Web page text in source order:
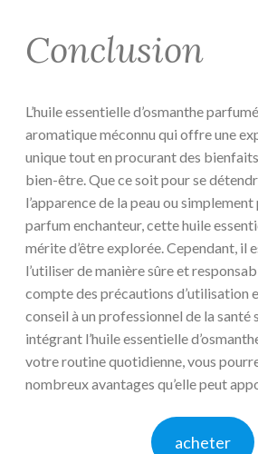
Conclusion
L’huile essentielle d’osmanthe
aromatique méconnu qui offre une
unique tout en procurant des
bien-être. Que ce soit pour se
l’apparence de la peau ou
parfum enchanteur, cette huile
mérite d’être explorée. Cependant, il
l’utiliser de manière sûre et
compte des précautions d’utilisation
conseil à un professionnel de la santé
intégrant l’huile essentielle
votre routine quotidienne, vous
nombreux avantages qu’elle peut
acheter